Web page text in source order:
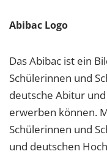
Abibac Logo
Das Abibac ist ein
Schülerinnen und
deutsche Abitur
erwerben können.
Schülerinnen und
und deutschen